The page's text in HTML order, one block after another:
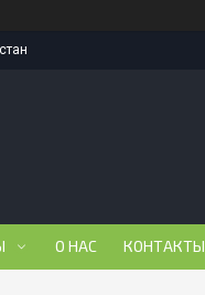
О НАС КОНТАКТЫ